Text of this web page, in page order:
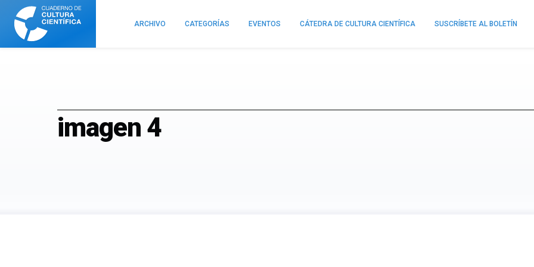
Cuaderno
Cultura
Científica
ARCHIVO CATEGORÍAS EVENTOS CÁTEDRA DE CULTURA CIENTÍFICA SUSCRÍBETE AL BOLETÍN
imagen 4